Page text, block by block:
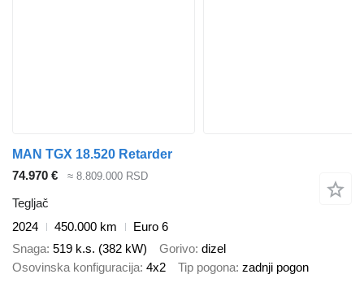
MAN TGX 18.520 Retarder
74.970 €
≈ 8.809.000 RSD
Tegljač
2024
450.000 km
Euro 6
Snaga 519 k.s. (382 kW) Gorivo dizel
Osovinska konfiguracija 4x2 Tip pogona zadnji pogon